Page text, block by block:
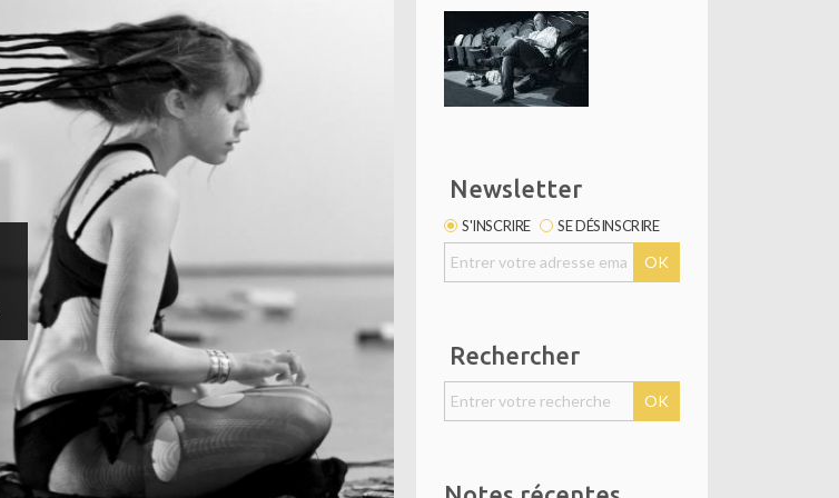
Newsletter
S'INSCRIRE SE DÉSINSCRIRE
Rechercher